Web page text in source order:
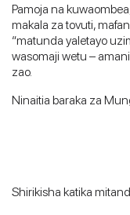
Pamoja na
makala za tovuti,
“matunda yaletayo
wasomaji wetu –
zao.
Ninaitia baraka za
Shirikisha katika